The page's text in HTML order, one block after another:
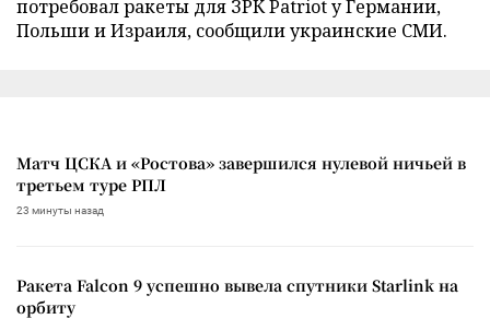
потребовал ракеты для ЗРК Patriot у Германии,
Польши и Израиля, сообщили украинские СМИ.
Матч ЦСКА и «Ростова» завершился нулевой ничьей в
третьем туре РПЛ
23 минуты назад
Ракета Falcon 9 успешно вывела спутники Starlink на
орбиту